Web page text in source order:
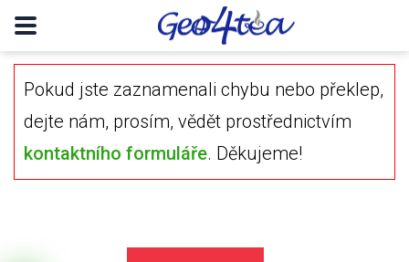
Pokud jste zaznamenali chybu nebo překlep,
dejte nám, prosím, vědět prostřednictvím
kontaktního formuláře. Děkujeme!